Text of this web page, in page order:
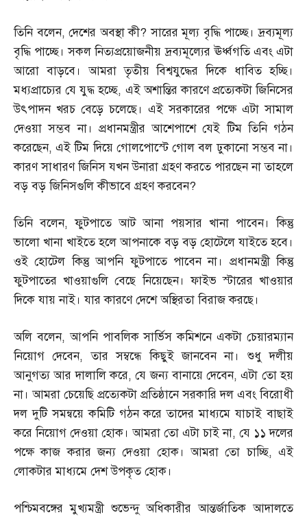
তিনি বলেন,দেশের অবস্থা কী?সারের মূল্য বৃদ্ধি পাচ্ছে। দ্রব্যমূল্য
বৃদ্ধি পাচ্ছে। সকল নিত্যপ্রয়োজনীয় দ্রব্যমূল্যের ঊর্ধ্বগতি এবং এটা
আরো বাড়বে। আমরা তৃতীয় বিশ্বযুদ্ধের দিকে ধাবিত হচ্ছি।
মধ্যপ্রাচ্যের যে যুদ্ধ হচ্ছে, এই অশান্তির কারণে প্রত্যেকটা জিনিসের
উৎপাদন খরচ বেড়ে চলেছে। এই সরকারের পক্ষে এটা সামাল
দেওয়া সম্ভব না। প্রধানমন্ত্রীর আশেপাশে যেই টিম তিনি গঠন
করেছেন,এই টিম দিয়ে গোলপোস্টে গোল বল ঢুকানো সম্ভব না।
কারণ সাধারণ জিনিস যখন উনারা গ্রহণ করতে পারছেন না তাহলে
বড় বড় জিনিসগুলি কীভাবে গ্রহণ করবেন?
তিনি বলেন,ফুটপাতে আট আনা পয়সার খানা পাবেন। কিন্তু
ভালো খানা খাইতে হলে আপনাকে বড় বড় হোটেলে যাইতে হবে।
ওই হোটেল কিন্তু আপনি ফুটপাতে পাবেন না। প্রধানমন্ত্রী কিন্তু
ফুটপাতের খাওয়াগুলি বেছে নিয়েছেন। ফাইভ স্টারের খাওয়ার
দিকে যায় নাই। যার কারণে দেশে অস্থিরতা বিরাজ করছে।
অলি বলেন,আপনি পাবলিক সার্ভিস কমিশনে একটা চেয়ারম্যান
নিয়োগ দেবেন,তার সম্বন্ধে কিছুই জানবেন না। শুধু দলীয়
আনুগত্য আর দালালি করে,যে জন্য বানায়ে দেবেন,এটা তো হয়
না। আমরা চেয়েছি প্রত্যেকটা প্রতিষ্ঠানে সরকারি দল এবং বিরোধী
দল দুটি সমন্বয়ে কমিটি গঠন করে তাদের মাধ্যমে যাচাই বাছাই
করে নিয়োগ দেওয়া হোক। আমরা তো এটা চাই না, যে ১১ দলের
পক্ষে কাজ করার জন্য দেওয়া হোক। আমরা তো চাচ্ছি,এই
লোকটার মাধ্যমে দেশ উপকৃত হোক।
পশ্চিমবঙ্গের মুখ্যমন্ত্রী শুভেন্দু অধিকারীর আন্তর্জাতিক আদালতে